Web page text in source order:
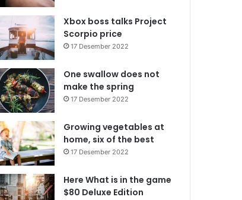
Xbox boss talks Project
Scorpio price
17 Desember 2022
One swallow does not
make the spring
17 Desember 2022
Growing vegetables at
home, six of the best
17 Desember 2022
Here What is in the game
$80 Deluxe Edition